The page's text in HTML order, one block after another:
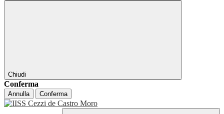
Chiudi
Conferma
Annulla Conferma